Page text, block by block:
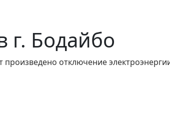
г. Бодайбо
отключение